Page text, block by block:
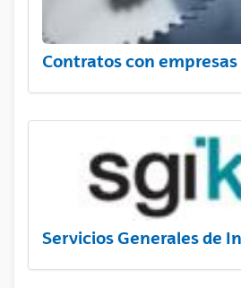
Contratos con
Servicios Generales de